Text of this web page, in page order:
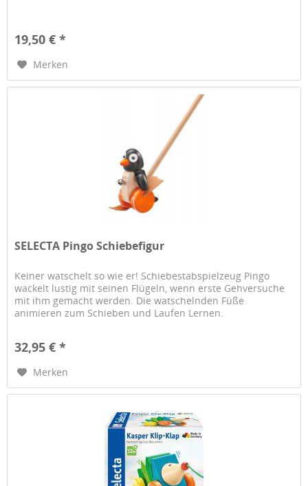
19,50 € *
Merken
SELECTA Pingo Schiebefigur
Keiner watschelt so wie er! Schiebestabspielzeug Pingo
wackelt lustig mit seinen Flügeln, wenn erste Gehversuche
mit ihm gemacht werden. Die watschelnden Füße
animieren zum Schieben und Laufen Lernen.
32,95 € *
Merken